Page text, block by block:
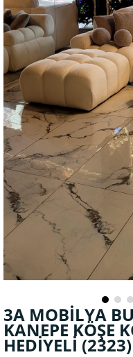
3A MOBİLYA
KANEPE KÖŞE
HEDİYELİ (2323)